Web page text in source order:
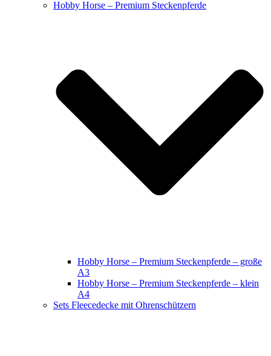
Hobby Horse – Premium Steckenpferde
Hobby Horse – Premium Steckenpferde – große
A3
Hobby Horse – Premium Steckenpferde – klein
A4
Sets Fleecedecke mit Ohrenschützern